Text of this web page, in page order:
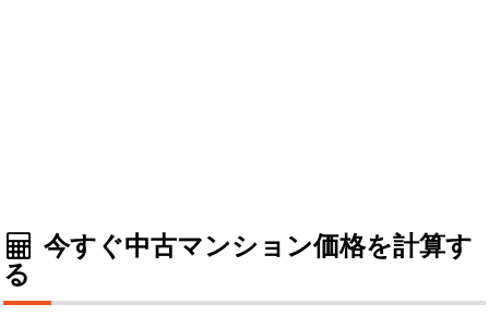
今すぐ中古マンション価格を計算す
る